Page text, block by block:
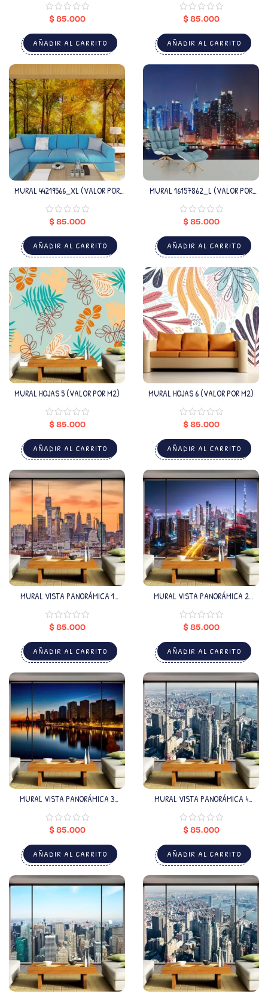
$85.000
AÑADIR AL CARRITO
$85.000
AÑADIR AL CARRITO
MURAL 44219566_XL (VALOR POR
$85.000
AÑADIR AL CARRITO
MURAL 16157862_L (VALOR POR
$85.000
AÑADIR AL CARRITO
MURAL HOJAS 5 (VALOR POR M2)
$85.000
AÑADIR AL CARRITO
MURAL HOJAS 6 (VALOR POR M2)
$85.000
AÑADIR AL CARRITO
MURAL VISTA PANORÁMICA 1
$85.000
AÑADIR AL CARRITO
MURAL VISTA PANORÁMICA 2
$85.000
AÑADIR AL CARRITO
MURAL VISTA PANORÁMICA 3
$85.000
AÑADIR AL CARRITO
MURAL VISTA PANORÁMICA 4
$85.000
AÑADIR AL CARRITO